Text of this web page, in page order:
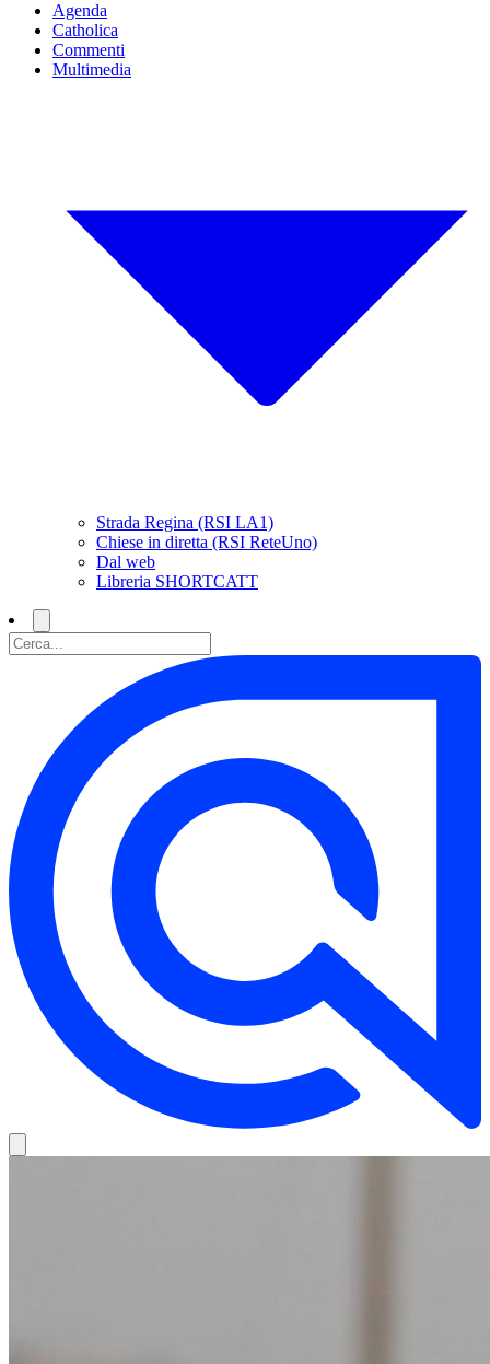
Agenda
Catholica
Commenti
Multimedia
Strada Regina (RSI LA1)
Chiese in diretta (RSI ReteUno)
Dal web
Libreria SHORTCATT